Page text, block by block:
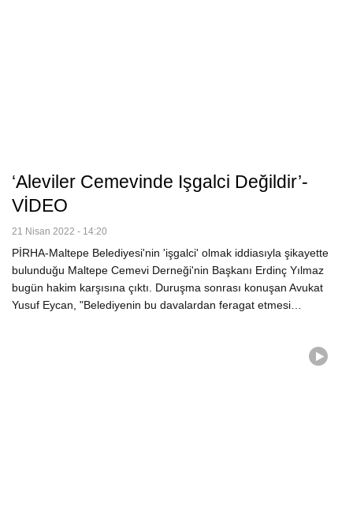
‘Aleviler Cemevinde Işgalci Değildir’-
VİDEO
21 Nisan 2022 - 14:20
PİRHA-Maltepe Belediyesi'nin 'işgalci' olmak iddiasıyla şikayette
bulunduğu Maltepe Cemevi Derneği'nin Başkanı Erdinç Yılmaz
bugün hakim karşısına çıktı. Duruşma sonrası konuşan Avukat
Yusuf Eycan, "Belediyenin bu davalardan feragat etmesi…